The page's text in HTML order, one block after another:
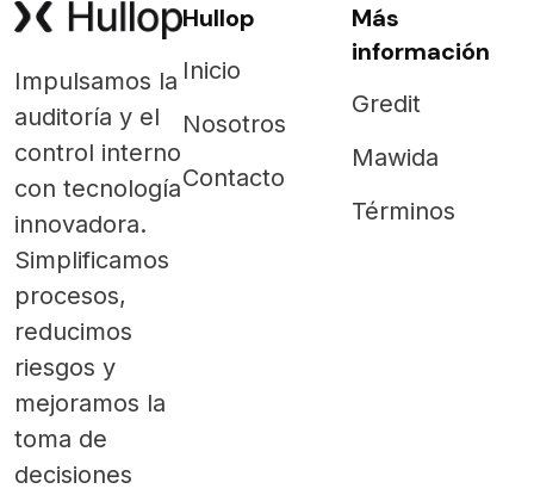
Impulsamos la
auditoría y el
control interno
con tecnología
innovadora.
Simplificamos
procesos,
reducimos
riesgos y
mejoramos la
toma de
decisiones
Hullop
Inicio
Nosotros
Contacto
Más
información
Gredit
Mawida
Términos